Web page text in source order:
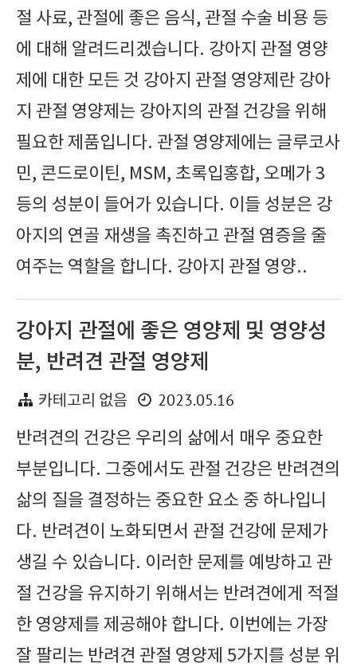
절 사료, 관절에 좋은 음식, 관절 수술 비용 등
에 대해 알려드리겠습니다. 강아지 관절 영양
제에 대한 모든 것 강아지 관절 영양제란 강아
지 관절 영양제는 강아지의 관절 건강을 위해
필요한 제품입니다. 관절 영양제에는 글루코사
민, 콘드로이틴, MSM, 초록입홍합, 오메가 3
등의 성분이 들어가 있습니다. 이들 성분은 강
아지의 연골 재생을 촉진하고 관절 염증을 줄
여주는 역할을 합니다. 강아지 관절 영양..
강아지 관절에 좋은 영양제 및 영양성
분, 반려견 관절 영양제
카테고리 없음
2023.05.16
반려견의 건강은 우리의 삶에서 매우 중요한
부분입니다. 그중에서도 관절 건강은 반려견의
삶의 질을 결정하는 중요한 요소 중 하나입니
다. 반려견이 노화되면서 관절 건강에 문제가
생길 수 있습니다. 이러한 문제를 예방하고 관
절 건강을 유지하기 위해서는 반려견에게 적절
한 영양제를 제공해야 합니다. 이번에는 가장
잘 팔리는 반려견 관절 영양제 5가지를 성분 위